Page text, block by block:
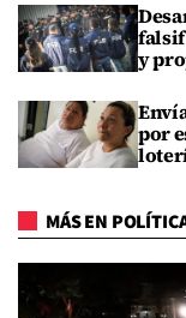
y
por
MÁS EN